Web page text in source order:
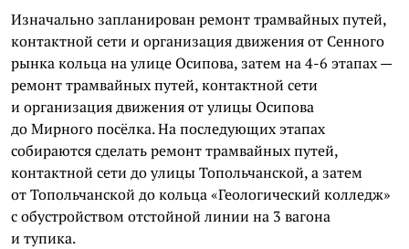
Изначально запланирован ремонт трамвайных путей,
контактной сети и организация движения от Сенного
рынка кольца на улице Осипова, затем на 4-6 этапах —
ремонт трамвайных путей, контактной сети
и организация движения от улицы Осипова
до Мирного посёлка. На последующих этапах
собираются сделать ремонт трамвайных путей,
контактной сети до улицы Топольчанской, а затем
от Топольчанской до кольца «Геологический колледж»
с обустройством отстойной линии на 3 вагона
и тупика.